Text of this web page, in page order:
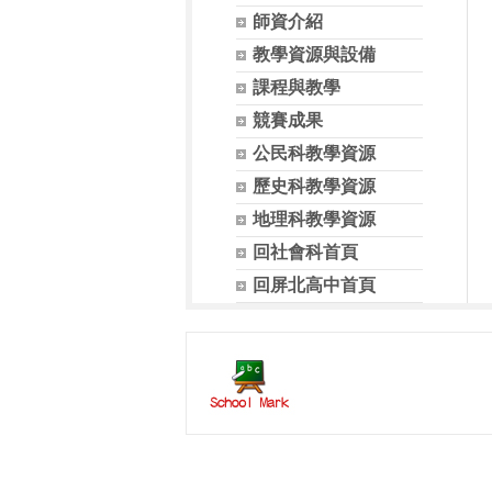
師資介紹
教學資源與設備
課程與教學
競賽成果
公民科教學資源
歷史科教學資源
地理科教學資源
回社會科首頁
回屏北高中首頁